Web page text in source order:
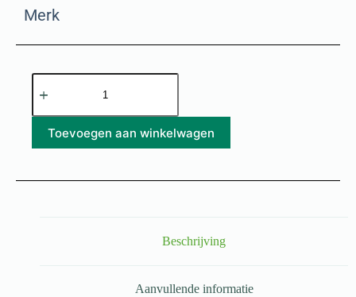
Merk
Toevoegen aan winkelwagen
Beschrijving
Aanvullende informatie